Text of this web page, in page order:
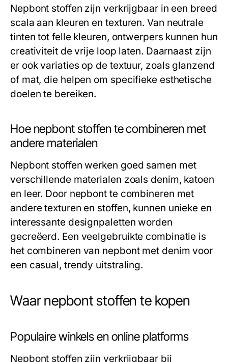
Nepbont stoffen zijn verkrijgbaar in een breed
scala aan kleuren en texturen. Van neutrale
tinten tot felle kleuren, ontwerpers kunnen hun
creativiteit de vrije loop laten. Daarnaast zijn
er ook variaties op de textuur, zoals glanzend
of mat, die helpen om specifieke esthetische
doelen te bereiken.
Hoe nepbont stoffen te combineren met
andere materialen
Nepbont stoffen werken goed samen met
verschillende materialen zoals denim, katoen
en leer. Door nepbont te combineren met
andere texturen en stoffen, kunnen unieke en
interessante designpaletten worden
gecreëerd. Een veelgebruikte combinatie is
het combineren van nepbont met denim voor
een casual, trendy uitstraling.
Waar nepbont stoffen te kopen
Populaire winkels en online platforms
Nepbont stoffen zijn verkrijgbaar bij